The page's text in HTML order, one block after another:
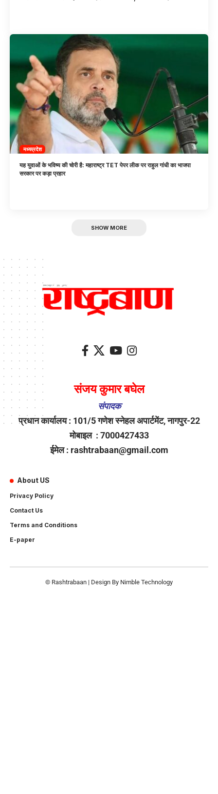
मध्यप्रदेश
यह युवाओं के भविष्य की चोरी है: महाराष्ट्र TET पेपर लीक पर राहुल गांधी का भाजपा
सरकार पर कड़ा प्रहार
SHOW MORE
संजय कुमार बघेल
संपादक
प्रधान कार्यालय : 101/5 गणेश स्नेहल अपार्टमेंट, नागपुर-22
मोबाइल : 7000427433
ईमेल : rashtrabaan@gmail.com
About US
Privacy Policy
Contact Us
Terms and Conditions
E-paper
© Rashtrabaan | Design By Nimble Technology